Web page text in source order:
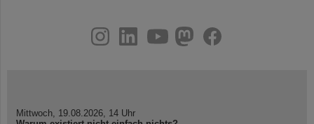
youtube
helmholtz.social
facebook
Mittwoch, 19.08.2026, 14 Uhr